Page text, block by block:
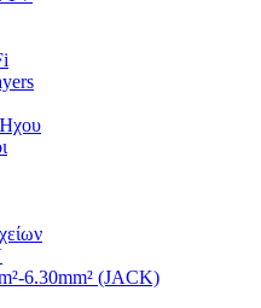
6.30mm² (JACK)